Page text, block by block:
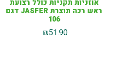
אוזניות תקניות כולל רצועת
ראש רכה תוצרת JASFER דגם
106
₪51.90